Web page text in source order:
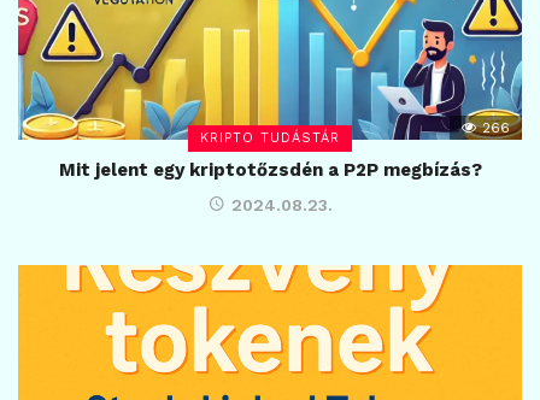
KRIPTO TUDÁSTÁR
266
Mit jelent egy kriptotőzsdén a P2P megbízás?
2024.08.23.